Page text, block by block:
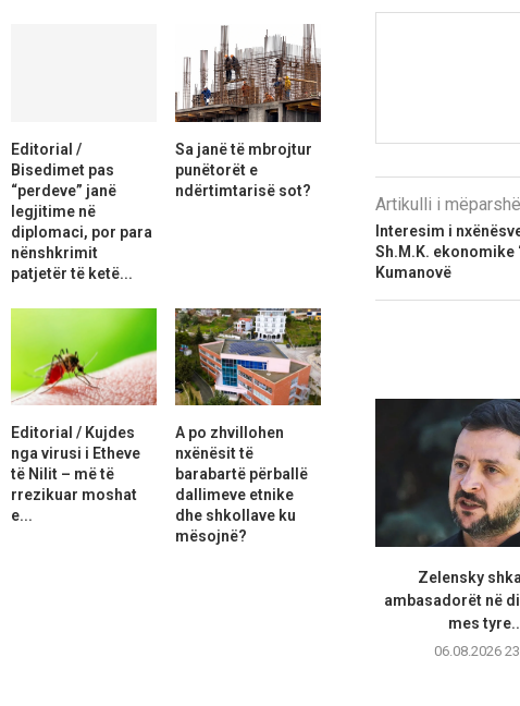
Artikulli i
Interesim i
Sh.M.K. ekonomike
Kumanovë
Zelensky
ambasadorët në
mes
06.08.2026
Editorial /
Bisedimet pas
“perdeve” janë
legjitime në
diplomaci, por para
nënshkrimit
patjetër të ketë...
Sa janë të mbrojtur
punëtorët e
ndërtimtarisë sot?
Editorial / Kujdes
nga virusi i Etheve
të Nilit – më të
rrezikuar moshat
e...
A po zhvillohen
nxënësit të
barabartë përballë
dallimeve etnike
dhe shkollave ku
mësojnë?